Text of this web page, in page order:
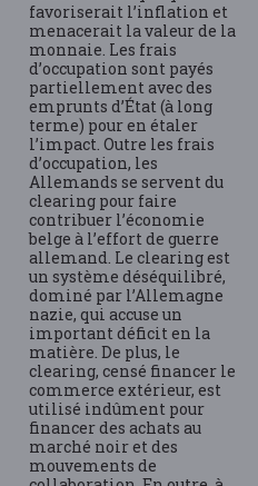
favoriserait l’inflation et
menacerait la valeur de la
monnaie. Les frais
d’occupation sont payés
partiellement avec des
emprunts d’État (à long
terme) pour en étaler
l’impact. Outre les frais
d’occupation, les
Allemands se servent du
clearing pour faire
contribuer l’économie
belge à l’effort de guerre
allemand. Le clearing est
un système déséquilibré,
dominé par l’Allemagne
nazie, qui accuse un
important déficit en la
matière. De plus, le
clearing, censé financer le
commerce extérieur, est
utilisé indûment pour
financer des achats au
marché noir et des
mouvements de